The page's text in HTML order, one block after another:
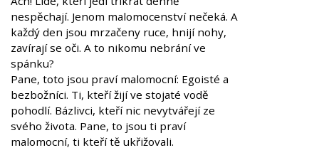
nespěchají. Jenom malomocenství nečeká. A
každý den jsou mrzačeny ruce, hnijí nohy,
zavírají se oči. A to nikomu nebrání ve
spánku?
Pane, toto jsou praví malomocní: Egoisté a
bezbožníci. Ti, kteří žijí ve stojaté vodě
pohodlí. Bázlivci, kteří nic nevytvářejí ze
svého života. Pane, to jsou ti praví
malomocní, ti kteří tě ukřižovali.